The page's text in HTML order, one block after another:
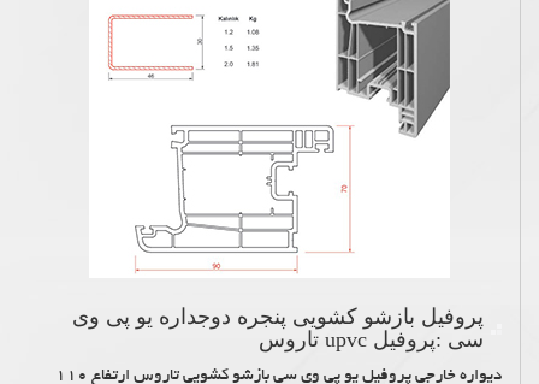
پروفیل بازشو کشویی پنجره دوجداره یو پی وی
سی :پروفیل upvc تاروس
دیواره خارجی پروفیل یو پی وی سی بازشو کشویی تاروس ارتفاع ۱۱۰